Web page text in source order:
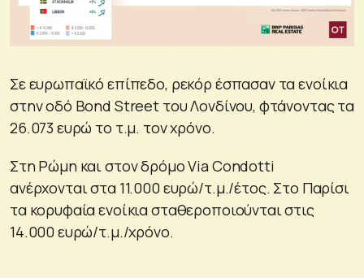
Σε ευρωπαϊκό επίπεδο, ρεκόρ έσπασαν τα ενοίκια
στην οδό Bond Street του Λονδίνου, φτάνοντας τα
26.073 ευρώ το τ.μ. τον χρόνο.
Στη Ρώμη και στον δρόμο Via Condotti
ανέρχονται στα 11.000 ευρώ/τ.μ./έτος. Στο Παρίσι
τα κορυφαία ενοίκια σταθεροποιούνται στις
14.000 ευρώ/τ.μ./χρόνο.